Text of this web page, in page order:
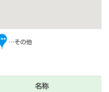
…その他
名称